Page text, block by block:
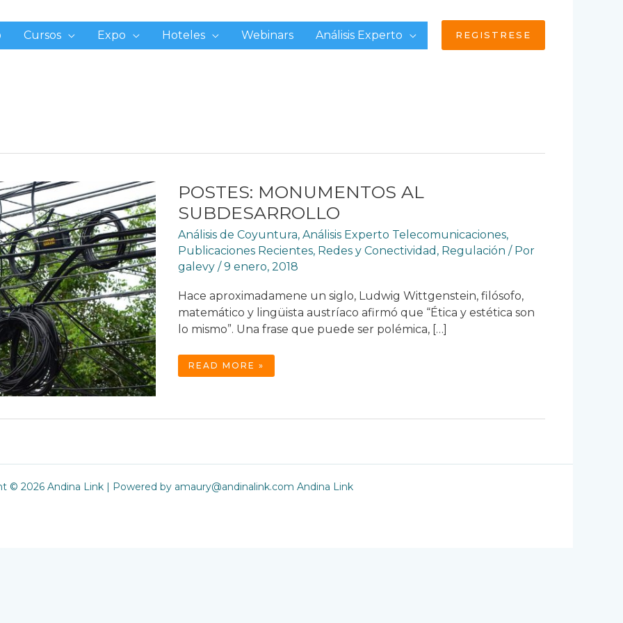
Cursos Expo Hoteles Webinars Análisis Experto REGISTRESE
POSTES: MONUMENTOS AL
SUBDESARROLLO
Análisis de Coyuntura, Análisis Experto Telecomunicaciones,
Publicaciones Recientes, Redes y Conectividad , Regulación / Por
galevy /9 enero, 2018
Hace aproximadamene un siglo, Ludwig Wittgenstein, filósofo,
matemático y lingüista austríaco afirmó que “Ética y estética son
lo mismo”. Una frase que puede ser polémica, […]
POSTES:
READ MORE »
© 2026 Andina Link | Powered by amaury@andinalink.com Andina Link